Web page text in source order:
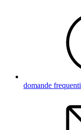
domande frequenti